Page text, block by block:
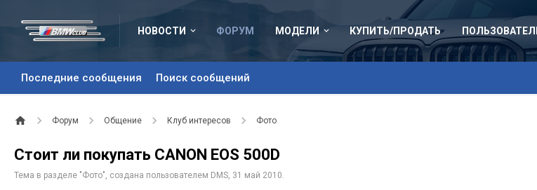
НОВОСТИ ФОРУМ
Последние сообщения Поиск сообщений
МОДЕЛИ КУПИТЬ/ПРОДАТЬ
Форум Общение Клуб интересов Фото
Стоит ли покупать CANON EOS 500D
Тема в разделе "Фото", создана пользователем DMS, 31 май 2010.